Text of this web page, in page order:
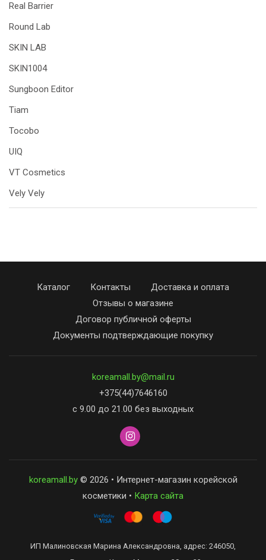
Real Barrier
Round Lab
SKIN LAB
SKIN1004
Sungboon Editor
Tiam
Tocobo
UIQ
VT Cosmetics
Vely Vely
Каталог Контакты
Доставка и оплата
Отзывы о магазине
Договор публичной оферты
Документы подтверждающие покупку
koreamall.by@mail.ru
+375(44)7646160
с 9.00 до 21.00 без выходных
koreamall.by© 2026 • Интернет-магазин корейской
косметики • Карта сайта
ИП Малиновская Марина Александровна, адрес: 246050,